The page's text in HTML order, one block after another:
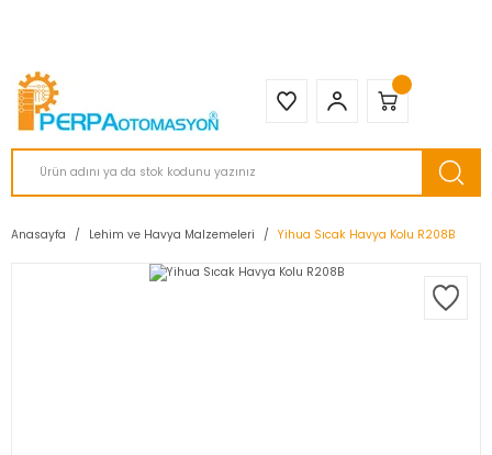
Anasayfa Lehim ve Havya Malzemeleri Yihua Sıcak Havya Kolu R208B